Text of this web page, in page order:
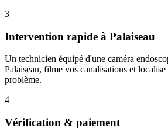
3
Intervention rapide à Palaiseau
Un technicien équipé d'une caméra
Palaiseau, filme vos canalisations et
problème.
4
Vérification & paiement